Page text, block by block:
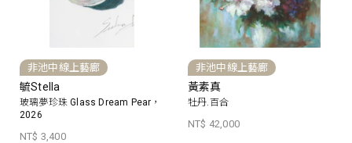
非池中線上藝廊
毓Stella
玻璃夢珍珠 Glass Dream Pear，
2026
NT$ 3,400
非池中線上藝廊
黃素真
牡丹.百合
NT$ 42,000